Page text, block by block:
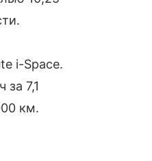
i-Space.
7,1
км.